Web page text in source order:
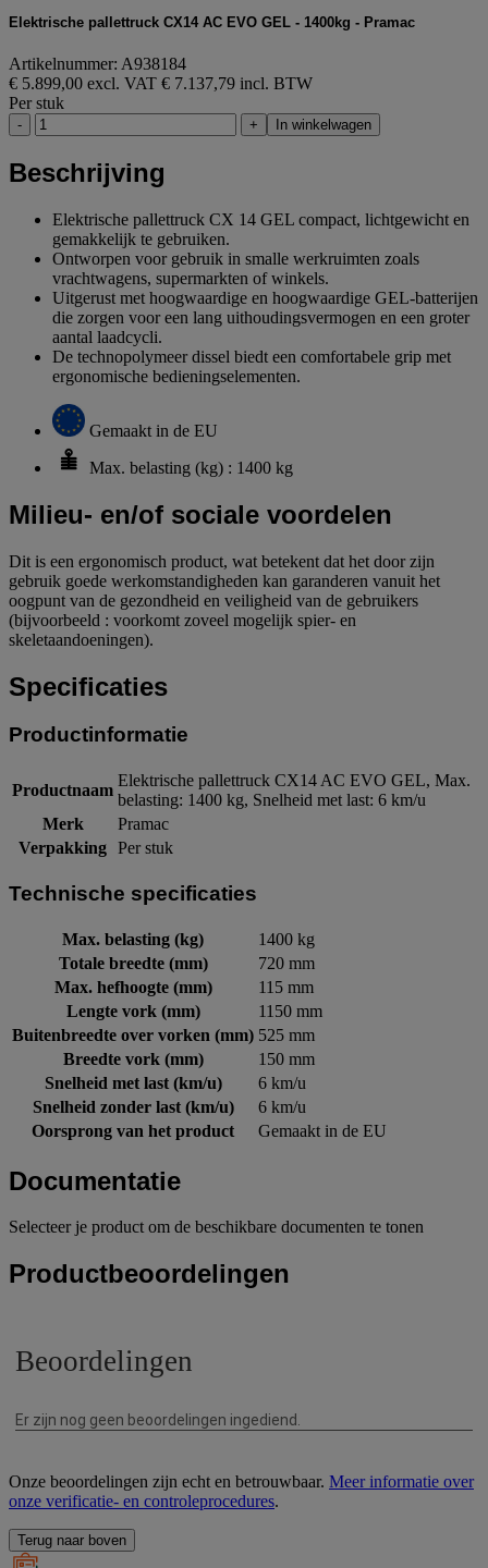
Elektrische pallettruck CX14 AC EVO GEL - 1400kg - Pramac
Artikelnummer: A938184
€ 5.899,00 excl. VAT € 7.137,79 incl. BTW
Per stuk
- + In winkelwagen
Beschrijving
Elektrische pallettruck CX 14 GEL compact, lichtgewicht en
gemakkelijk te gebruiken.
Ontworpen voor gebruik in smalle werkruimten zoals
vrachtwagens, supermarkten of winkels.
Uitgerust met hoogwaardige en hoogwaardige GEL-batterijen
die zorgen voor een lang uithoudingsvermogen en een groter
aantal laadcycli.
De technopolymeer dissel biedt een comfortabele grip met
ergonomische bedieningselementen.
Gemaakt in de EU
Max. belasting (kg) : 1400 kg
Milieu- en/of sociale voordelen
Dit is een ergonomisch product, wat betekent dat het door zijn
gebruik goede werkomstandigheden kan garanderen vanuit het
oogpunt van de gezondheid en veiligheid van de gebruikers
(bijvoorbeeld : voorkomt zoveel mogelijk spier- en
skeletaandoeningen).
Specificaties
Productinformatie
Productnaam
Elektrische pallettruck CX14 AC EVO GEL, Max.
belasting: 1400 kg, Snelheid met last: 6 km/u
Merk
Pramac
Verpakking Per stuk
Technische specificaties
Max. belasting (kg)
1400 kg
Totale breedte (mm)
720 mm
Max. hefhoogte (mm)
115 mm
Lengte vork (mm)
1150 mm
Buitenbreedte over vorken (mm) 525 mm
Breedte vork (mm)
150 mm
Snelheid met last (km/u)
6 km/u
Snelheid zonder last (km/u)
6 km/u
Oorsprong van het product
Gemaakt in de EU
Documentatie
Selecteer je product om de beschikbare documenten te tonen
Productbeoordelingen
Onze beoordelingen zijn echt en betrouwbaar. Meer informatie over
onze verificatie- en controleprocedures.
Terug naar boven